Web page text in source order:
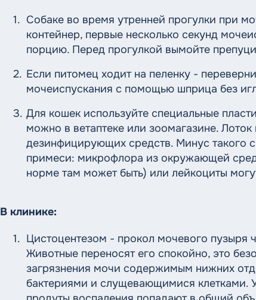
Собаке во время утренней прогулки при
контейнер, первые несколько секунд
порцию. Перед прогулкой вымойте
Если питомец ходит на пеленку -
мочеиспускания с помощью шприца без
Для кошек используйте специальные
можно в ветаптеке или зоомагазине.
дезинфицирующих средств. Минус такого
примеси: микрофлора из окружающей
норме там может быть) или лейкоциты
В клинике:
Цистоцентезом - прокол мочевого пузыря
Животные переносят его спокойно, это
загрязнения мочи содержимым нижних
бактериями и слущевающимися клетками.